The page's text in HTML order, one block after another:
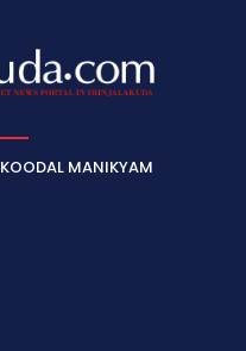
KOODAL MANIKYAM